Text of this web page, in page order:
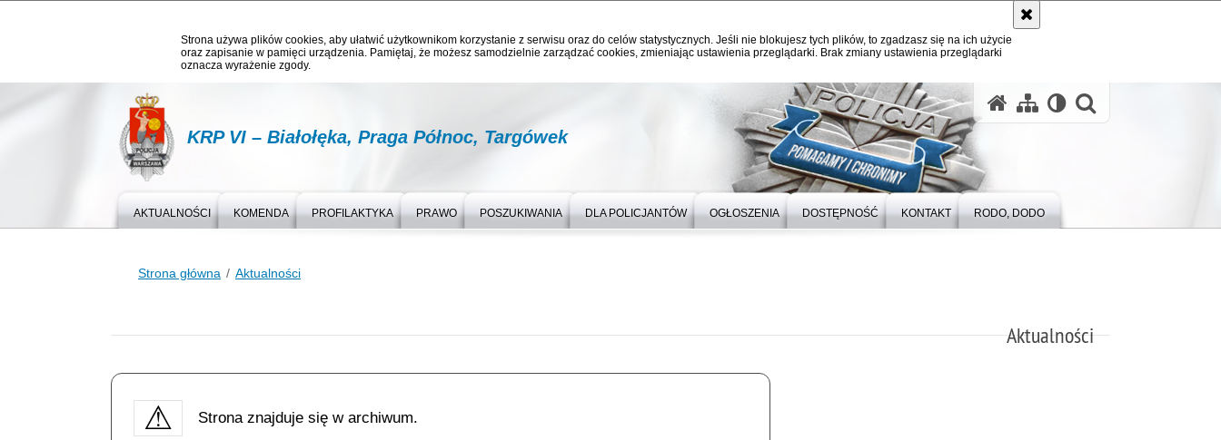
Strona używa plików cookies, aby ułatwić użytkownikom korzystanie z serwisu oraz do celów statystycznych. Jeśli nie blokujesz tych plików, to zgadzasz się na ich użycie
oraz zapisanie w pamięci urządzenia. Pamiętaj, że możesz samodzielnie zarządzać cookies, zmieniając ustawienia przeglądarki. Brak zmiany ustawienia przeglądarki
oznacza wyrażenie zgody.
KRP VI – Białołęka, Praga Północ, Targówek
AKTUALNOŚCI KOMENDA PROFILAKTYKA PRAWO POSZUKIWANIA DLA POLICJANTÓW OGŁOSZENIA DOSTĘPNOŚĆ KONTAKT RODO, DODO
Strona główna Aktualności
Aktualności
Strona znajduje się w archiwum.